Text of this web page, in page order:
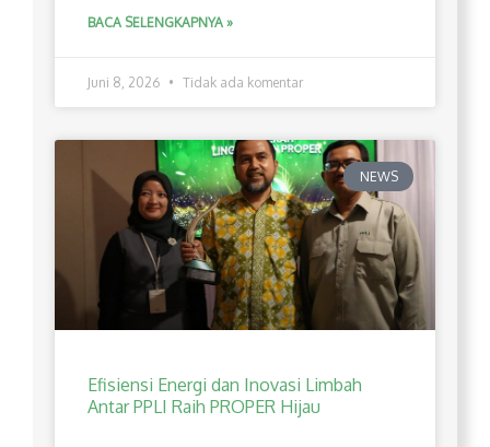
BACA SELENGKAPNYA »
Juni 8, 2026 Tidak ada komentar
NEWS
Efisiensi Energi dan Inovasi Limbah
Antar PPLI Raih PROPER Hijau